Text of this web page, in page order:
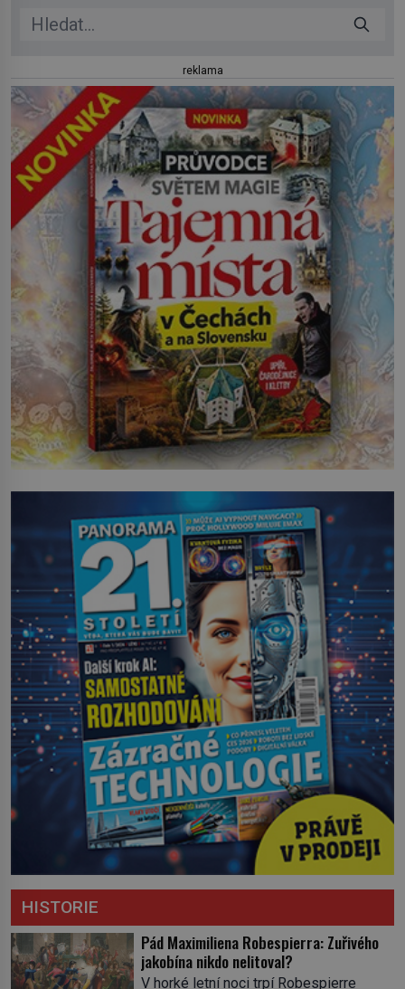
reklama
HISTORIE
Pád Maximiliena Robespierra: Zuřivého
jakobína nikdo nelitoval?
V horké letní noci trpí Robespierre